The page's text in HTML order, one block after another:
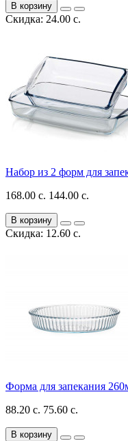
В корзину
Скидка: 24.00 с.
Набор из 2 форм для
168.00 с. 144.00 с.
В корзину
Скидка: 12.60 с.
Форма для запекания
88.20 с. 75.60 с.
В корзину